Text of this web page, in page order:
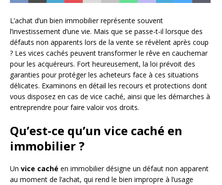
L’achat d’un bien immobilier représente souvent
l’investissement d’une vie. Mais que se passe-t-il lorsque des
défauts non apparents lors de la vente se révèlent après coup
? Les vices cachés peuvent transformer le rêve en cauchemar
pour les acquéreurs. Fort heureusement, la loi prévoit des
garanties pour protéger les acheteurs face à ces situations
délicates. Examinons en détail les recours et protections dont
vous disposez en cas de vice caché, ainsi que les démarches à
entreprendre pour faire valoir vos droits.
Qu’est-ce qu’un vice caché en
immobilier ?
Un vice caché en immobilier désigne un défaut non apparent
au moment de l’achat, qui rend le bien impropre à l’usage